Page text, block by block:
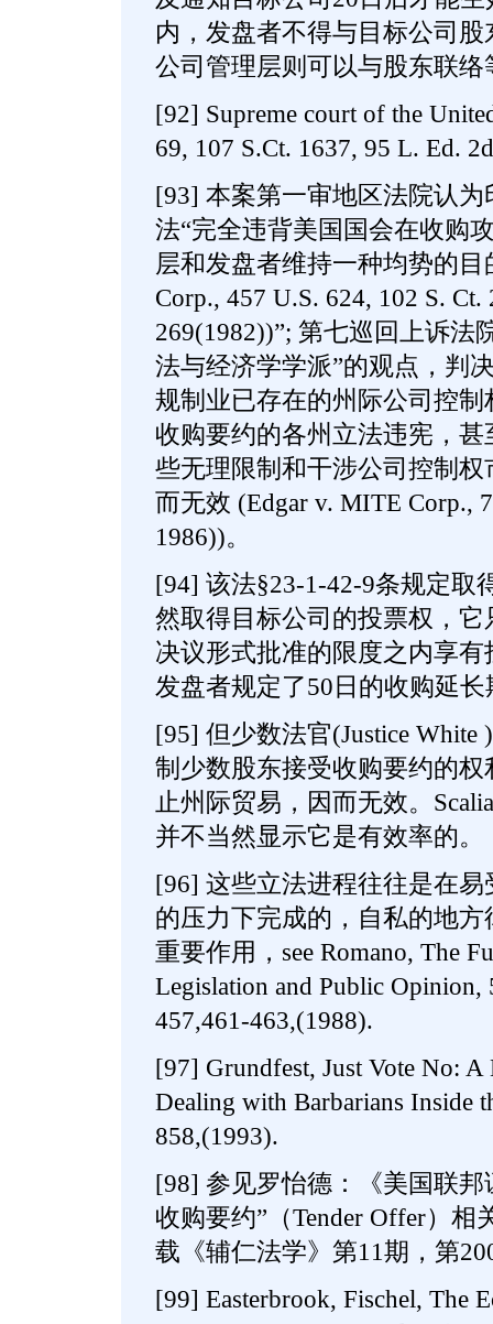
内，发盘者不得与目标公司
公司管理层则可以与股东联络
[92] Supreme court of the
69, 107 S.Ct. 1637, 95 L. Ed.
[93] 本案第一审地区法院认
法“完全违背美国国会在收购
层和发盘者维持一种均势的目
Corp., 457 U.S. 624, 102 S.
269(1982))”; 第七巡回上诉法
法与经济学学派”的观点，判
规制业已存在的州际公司控
收购要约的各州立法违宪，
些无理限制和干涉公司控制
而无效 (Edgar v. MITE Corp.,
1986))。
[94] 该法§23-1-42-9条规定取
然取得目标公司的投票权，
决议形式批准的限度之内享有
发盘者规定了50日的收购延长
[95] 但少数法官(Justice
制少数股东接受收购要约的
止州际贸易，因而无效。
并不当然显示它是有效率的。
[96] 这些立法进程往往是在
的压力下完成的，自私的地
重要作用，see Romano, The
Legislation and Public Opinion,
457,461-463,(1988).
[97] Grundfest, Just Vote No:
Dealing with Barbarians Inside
858,(1993).
[98] 参见罗怡德：《美国联
收购要约”（Tender Offer）
载《辅仁法学》第11期，第
[99] Easterbrook, Fischel, The